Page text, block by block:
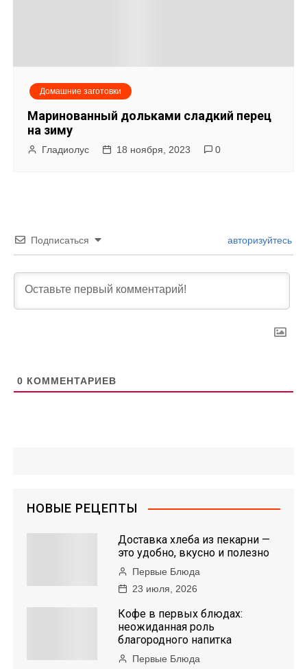
Домашние заготовки
Маринованный дольками сладкий перец
на зиму
Гладиолус 18 ноября, 2023 0
Подписаться авторизуйтесь
0 КОММЕНТАРИЕВ
НОВЫЕ РЕЦЕПТЫ
Доставка хлеба из пекарни —
это удобно, вкусно и полезно
Первые Блюда
23 июля, 2026
Кофе в первых блюдах:
неожиданная роль
благородного напитка
Первые Блюда